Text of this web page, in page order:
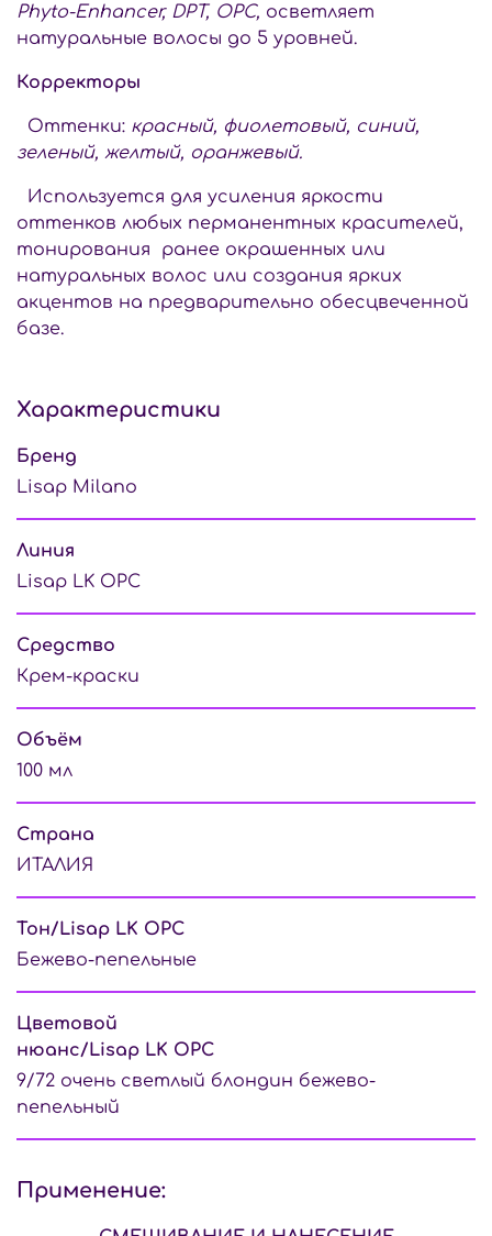
Phyto-Enhancer, DPT, OPC, осветляет
натуральные волосы до 5 уровней.
Корректоры
Оттенки: красный, фиолетовый, синий,
зеленый, желтый, оранжевый.
Используется для усиления яркости
оттенков любых перманентных красителей,
тонирования ранее окрашенных или
натуральных волос или создания ярких
акцентов на предварительно обесцвеченной
базе.
Характеристики
Бренд
Lisap Milano
Линия
Lisap LK OPС
Средство
Крем-краски
Объём
100 мл
Страна
ИТАЛИЯ
Тон/Lisap LK OPС
Бежево-пепельные
Цветовой
нюанс/Lisap LK OPС
9/72 очень светлый блондин бежево-
пепельный
Применение: